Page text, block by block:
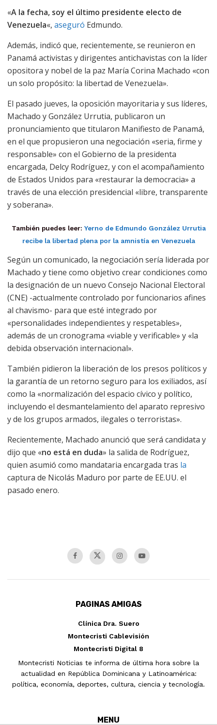
«A la fecha, soy el último presidente electo de
Venezuela«, aseguró Edmundo.
Además, indicó que, recientemente, se reunieron en
Panamá activistas y dirigentes antichavistas con la líder
opositora y nobel de la paz María Corina Machado «con
un solo propósito: la libertad de Venezuela».
El pasado jueves, la oposición mayoritaria y sus líderes,
Machado y González Urrutia, publicaron un
pronunciamiento que titularon Manifiesto de Panamá,
en el que propusieron una negociación «seria, firme y
responsable» con el Gobierno de la presidenta
encargada, Delcy Rodríguez, y con el acompañamiento
de Estados Unidos para «restaurar la democracia» a
través de una elección presidencial «libre, transparente
y soberana».
También puedes leer: Yerno de Edmundo González Urrutia
recibe la libertad plena por la amnistía en Venezuela
Según un comunicado, la negociación sería liderada por
Machado y tiene como objetivo crear condiciones como
la designación de un nuevo Consejo Nacional Electoral
(CNE) -actualmente controlado por funcionarios afines
al chavismo- para que esté integrado por
«personalidades independientes y respetables»,
además de un cronograma «viable y verificable» y «la
debida observación internacional».
También pidieron la liberación de los presos políticos y
la garantía de un retorno seguro para los exiliados, así
como la «normalización del espacio cívico y político,
incluyendo el desmantelamiento del aparato represivo
y de los grupos armados, ilegales o terroristas».
Recientemente, Machado anunció que será candidata y
dijo que «no está en duda» la salida de Rodríguez,
quien asumió como mandataria encargada tras la
captura de Nicolás Maduro por parte de EE.UU. el
pasado enero.
PAGINAS AMIGAS
Clínica Dra. Suero
Montecristi Cablevisión
Montecristi Digital 8
Montecristi Noticias te informa de última hora sobre la
actualidad en República Dominicana y Latinoamérica:
política, economía, deportes, cultura, ciencia y tecnología.
MENU